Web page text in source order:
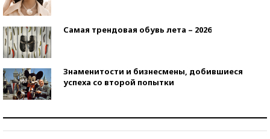
Самая трендовая обувь лета – 2026
Знаменитости и бизнесмены, добившиеся
успеха со второй попытки